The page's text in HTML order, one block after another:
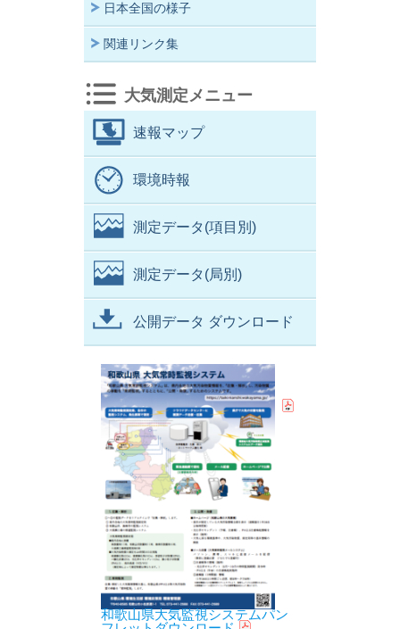
日本全国の様子
関連リンク集
大気測定メニュー
速報マップ
環境時報
測定データ(項目別)
測定データ(局別)
公開データ ダウンロード
和歌山県大気監視システムパン